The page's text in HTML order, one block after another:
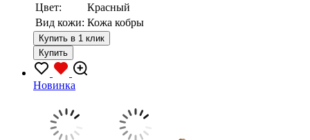
Цвет:
Красный
Вид кожи: Кожа кобры
Купить в 1 клик
Купить
Новинка